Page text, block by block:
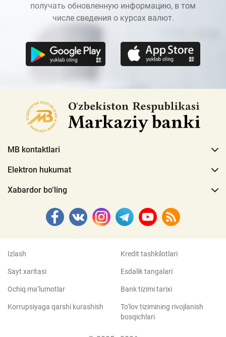
получать обновленную информацию, в том
числе сведения о курсах валют.
MB kontaktlari
Elektron hukumat
Xabardor bo‘ling
Izlash
Sayt xaritasi
Ochiq ma’lumotlar
Korrupsiyaga qarshi kurashish
Kredit tashkilotlari
Esdalik tangalari
Bank tizimi tarixi
To‘lov tizimining rivojlanish
bosqichlari